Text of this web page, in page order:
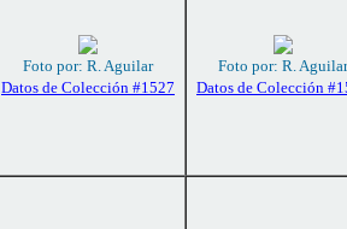
Foto por: R. Aguilar
Datos de Colección #1527
Foto por: R. Aguilar
Datos de Colección